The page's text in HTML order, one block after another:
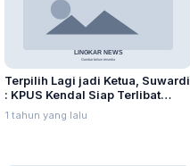
Terpilih Lagi jadi Ketua, Suwardi
: KPUS Kendal Siap Terlibat
Suplai Telur untuk MBG
1 tahun yang lalu